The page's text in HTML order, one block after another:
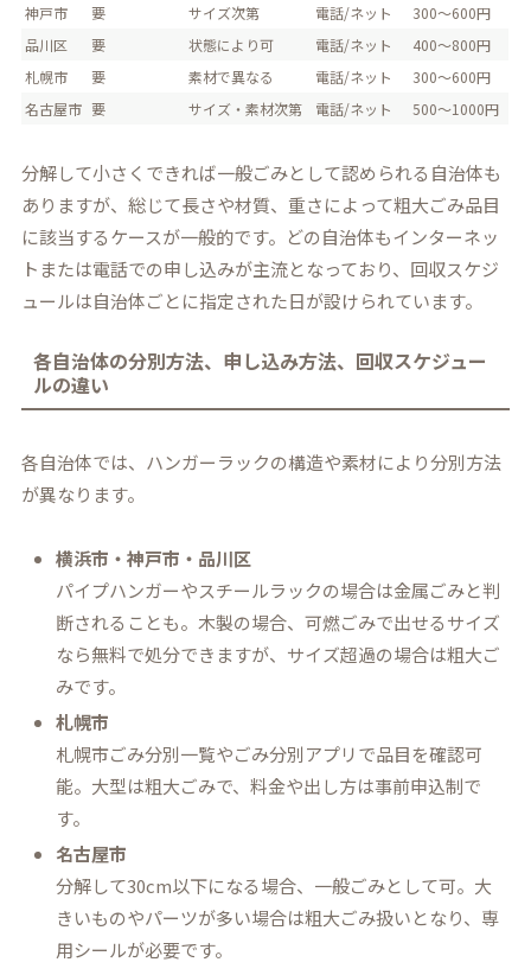
神戸市 要 サイズ次第 電話/ネット
300～600円
品川区
要 状態により可 電話/ネット
400～800円
札幌市
要 素材で異なる 電話/ネット
300～600円
名古屋市 要 サイズ・素材次第 電話/ネット 500～1000円
分解して小さくできれば一般ごみとして認められる自治体も
ありますが、総じて長さや材質、重さによって粗大ごみ品目
に該当するケースが一般的です。どの自治体もインターネッ
トまたは電話での申し込みが主流となっており、回収スケジ
ュールは自治体ごとに指定された日が設けられています。
各自治体の分別方法、申し込み方法、回収スケジュー
ルの違い
各自治体では、ハンガーラックの構造や素材により分別方法
が異なります。
横浜市・神戸市・品川区
パイプハンガーやスチールラックの場合は金属ごみと判
断されることも。木製の場合、可燃ごみで出せるサイズ
なら無料で処分できますが、サイズ超過の場合は粗大ご
みです。
札幌市
札幌市ごみ分別一覧やごみ分別アプリで品目を確認可
能。大型は粗大ごみで、料金や出し方は事前申込制で
す。
名古屋市
分解して30cm以下になる場合、一般ごみとして可。大
きいものやパーツが多い場合は粗大ごみ扱いとなり、専
用シールが必要です。